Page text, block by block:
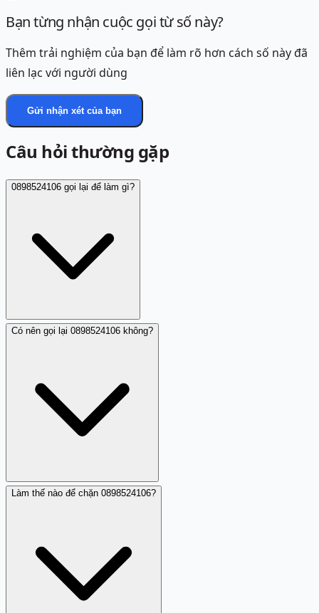
Bạn từng nhận cuộc gọi từ số này?
Thêm trải nghiệm của bạn để làm rõ hơn cách số này đã
liên lạc với người dùng
Gửi nhận xét của bạn
Câu hỏi thường gặp
0898524106 gọi lại để làm gì?
Theo nhận xét được ghi nhận, 0898524106 thực hiện nhá
phiền phổ biến nhằm kiểm tra xem số điện thoại của bạn
có hoạt động hay kích thích bạn gọi lại tốn cước.
Có nên gọi lại 0898524106 không?
của những kẻ làm phiền hoặc lừa đảo để tạo doanh thu
qua cước gọi của bạn.
Làm thế nào để chặn 0898524106?